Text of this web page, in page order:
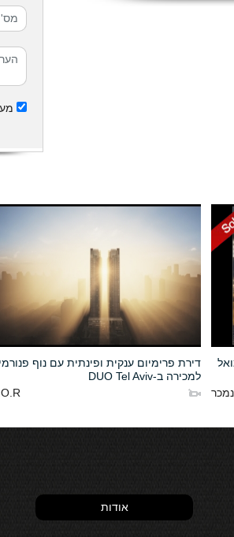
דירת פרימיום ענקית ופינתית עם נוף פנורמי
למכירה ב-DUO Tel Aviv
נמכר
אודות